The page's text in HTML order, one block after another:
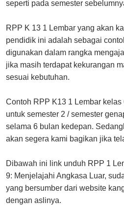
seperti pada semester
RPP K 13 1 Lembar yang akan
pendidik ini adalah sebagai
digunakan dalam rangka
jika masih terdapat kekurangan
sesuai kebutuhan.
Contoh RPP K13 1 Lembar kelas
untuk semester 2 / semester
selama 6 bulan kedepan.
akan segera kami bagikan jika
Dibawah ini link unduh RPP 1
9: Menjelajahi Angkasa Luar,
yang bersumber dari website
dengan aslinya.